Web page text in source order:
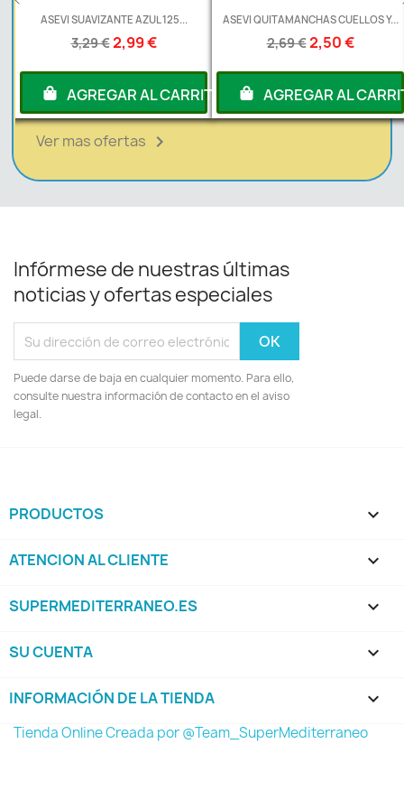
125...
AL CARRITO
ASEVI QUITAMANCHAS CUELLOS Y...
2,69 €
AGREGAR AL CARRITO
ASEVI AMBIENTADOR
2,19 €
AGREGAR
Ver mas ofertas 
Infórmese de nuestras últimas
noticias y ofertas especiales
Puede darse de baja en cualquier momento. Para ello,
consulte nuestra información de contacto en el aviso
legal.
PRODUCTOS 
ATENCION AL CLIENTE 
SUPERMEDITERRANEO.ES 
SU CUENTA 
INFORMACIÓN DE LA TIENDA keyboard_arrow_down
Tienda Online Creada por @Team_SuperMediterraneo